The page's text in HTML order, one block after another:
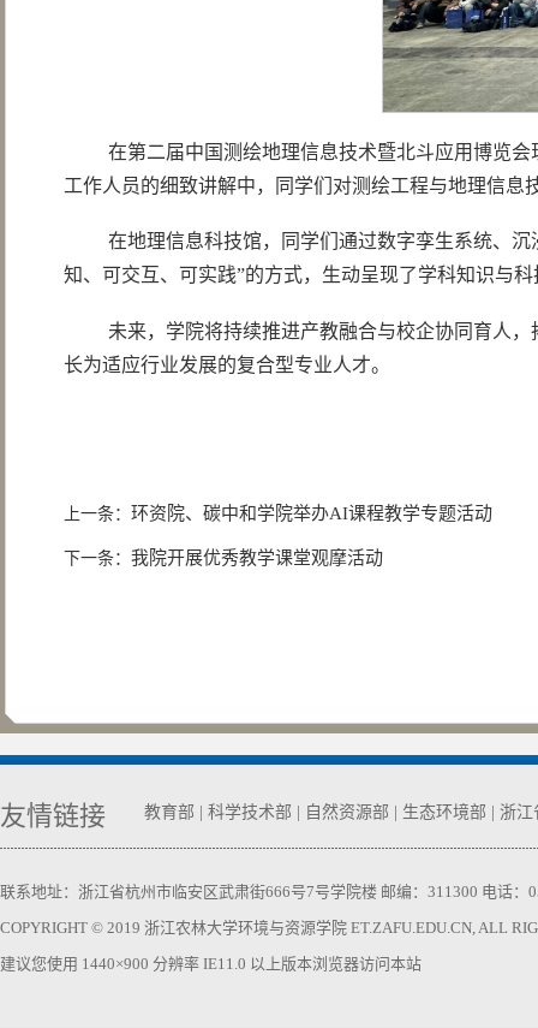
在第二届中国测绘地理信息技术暨北斗应用博览
工作人员的细致讲解中，同学们对测绘工程与地理信
在地理信息科技馆，同学们通过数字孪生系统、
知、可交互、可实践”的方式，生动呈现了学科知识与
未来，学院将持续推进产教融合与校企协同育人
长为适应行业发展的复合型专业人才。
上一条： 环资院、碳中和学院举办AI课程教学专题活动
下一条： 我院开展优秀教学课堂观摩活动
友情链接 教育部 科学技术部 自然资源部 生态环境部 浙江
联系地址：浙江省杭州市临安区武肃街666号7号学院楼 邮编：311300 电话：
COPYRIGHT © 2019 浙江农林大学环境与资源学院 ET.ZAFU.EDU.CN, ALL
建议您使用 1440×900 分辨率 IE11.0 以上版本浏览器访问本站